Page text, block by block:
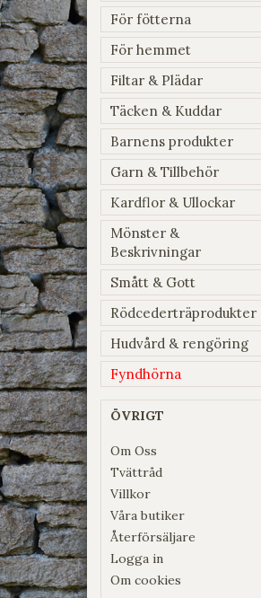
För fötterna
För hemmet
Filtar & Plädar
Täcken & Kuddar
Barnens produkter
Garn & Tillbehör
Kardflor & Ullockar
Mönster &
Beskrivningar
Smått & Gott
Rödcederträprodukter
Hudvård & rengöring
Fyndhörna
ÖVRIGT
Om Oss
Tvättråd
Villkor
Våra butiker
Återförsäljare
Logga in
Om cookies